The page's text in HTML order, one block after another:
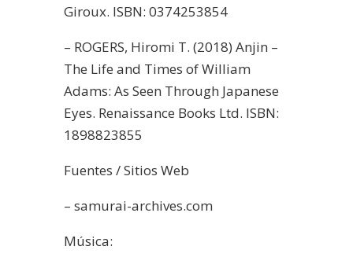
Giroux. ISBN: 0374253854
– ROGERS, Hiromi T. (2018) Anjin –
The Life and Times of William
Adams: As Seen Through Japanese
Eyes. Renaissance Books Ltd. ISBN:
1898823855
Fuentes / Sitios Web
– samurai-archives.com
Música: